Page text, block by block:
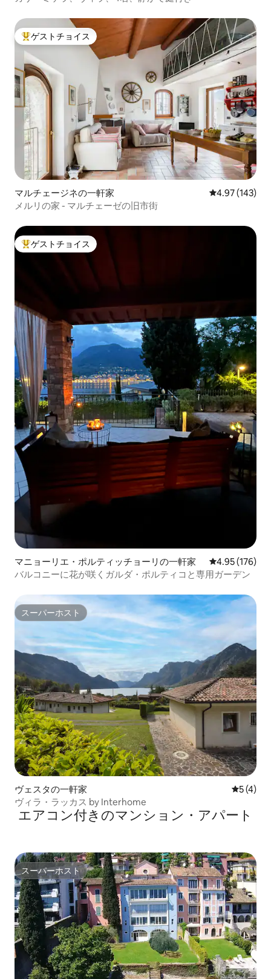
大好評のゲストチョイスです。
ゲストチョイス
マルチェージネの一軒家 レビュー143
4.97 (143)
メルリの家 - マルチェーゼの旧市街
大好評のゲストチョイスです。
ゲストチョイス
マニョーリエ・ポルティッチョーリの一軒家 レビュー176
4.95 (176)
バルコニーに花が咲くガルダ・ポルティコと専用ガーデン
スーパーホスト
スーパーホスト
ヴェスタの一軒家 レビュー
5 (4)
ヴィラ・ラッカス by Interhome
エアコン付きのマンション・アパート
スーパーホスト
スーパーホスト